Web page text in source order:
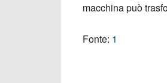
macchina può
Fonte: 1